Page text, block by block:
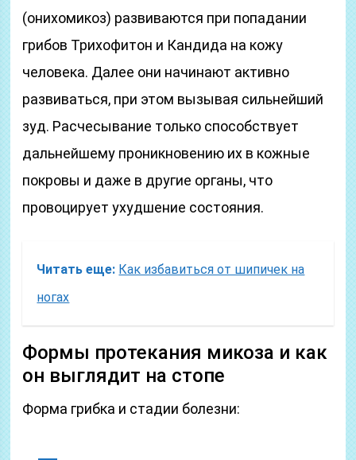
(онихомикоз) развиваются при попадании
грибов Трихофитон и Кандида на кожу
человека. Далее они начинают активно
развиваться, при этом вызывая сильнейший
зуд. Расчесывание только способствует
дальнейшему проникновению их в кожные
покровы и даже в другие органы, что
провоцирует ухудшение состояния.
Читать еще: Как избавиться от шипичек на
ногах
Формы протекания микоза и как
он выглядит на стопе
Форма грибка и стадии болезни: